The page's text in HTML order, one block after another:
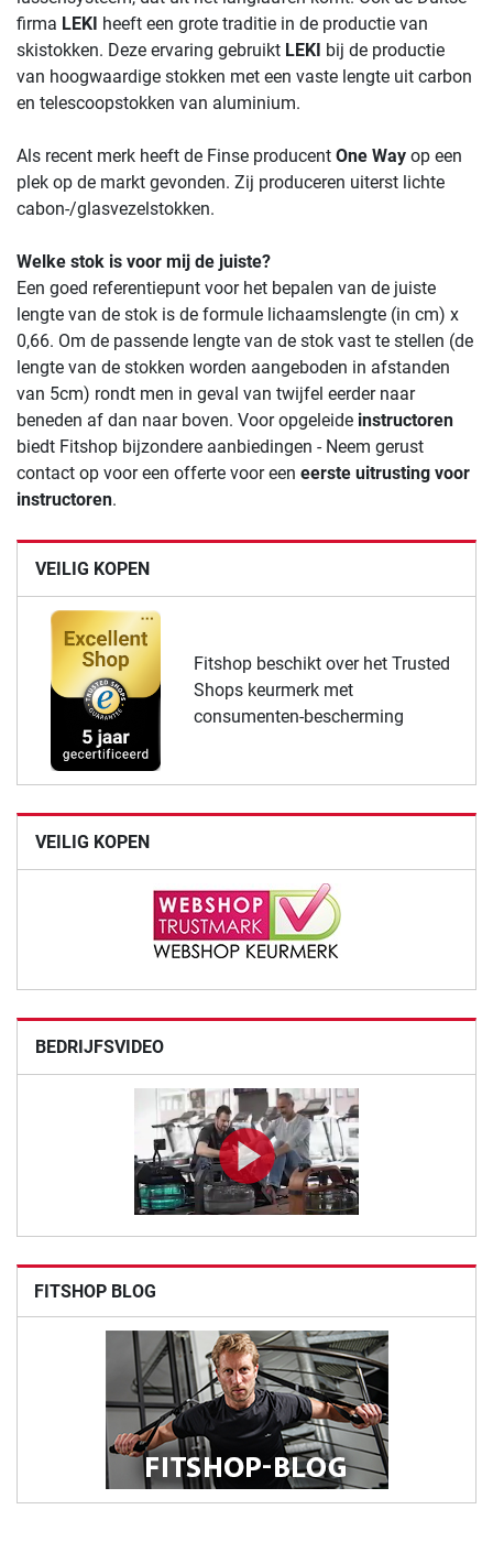
VEILIG KOPEN
Fitshop beschikt over het Trusted
Shops keurmerk met
consumenten-bescherming
VEILIG KOPEN
BEDRIJFSVIDEO
FITSHOP BLOG
firma LEKI heeft een grote traditie in de productie van
skistokken. Deze ervaring gebruikt LEKI bij de productie
van hoogwaardige stokken met een vaste lengte uit carbon
en telescoopstokken van aluminium.
Als recent merk heeft de Finse producent One Way op een
plek op de markt gevonden. Zij produceren uiterst lichte
cabon-/glasvezelstokken.
Welke stok is voor mij de juiste?
Een goed referentiepunt voor het bepalen van de juiste
lengte van de stok is de formule lichaamslengte (in cm) x
0,66. Om de passende lengte van de stok vast te stellen (de
lengte van de stokken worden aangeboden in afstanden
van 5cm) rondt men in geval van twijfel eerder naar
beneden af dan naar boven. Voor opgeleide instructoren
biedt Fitshop bijzondere aanbiedingen - Neem gerust
contact op voor een offerte voor een eerste uitrusting voor
instructoren.